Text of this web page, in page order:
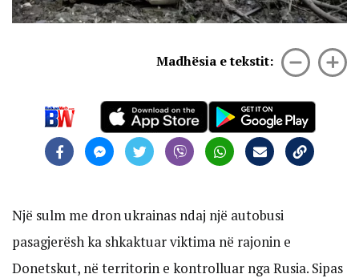
Madhësia e tekstit:
Një sulm me dron ukrainas ndaj një autobusi
pasagjerësh ka shkaktuar viktima në rajonin e
Donetskut, në territorin e kontrolluar nga Rusia. Sipas